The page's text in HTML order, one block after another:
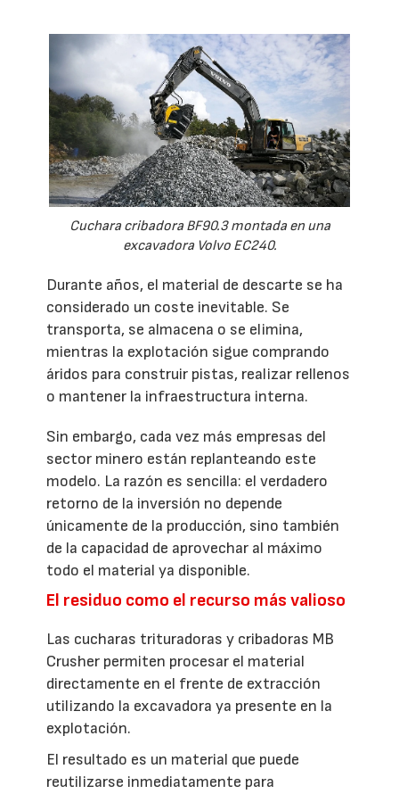
Cuchara cribadora BF90.3 montada en una
excavadora Volvo EC240.
Durante años, el material de descarte se ha
considerado un coste inevitable. Se
transporta, se almacena o se elimina,
mientras la explotación sigue comprando
áridos para construir pistas, realizar rellenos
o mantener la infraestructura interna.
Sin embargo, cada vez más empresas del
sector minero están replanteando este
modelo. La razón es sencilla: el verdadero
retorno de la inversión no depende
únicamente de la producción, sino también
de la capacidad de aprovechar al máximo
todo el material ya disponible.
El residuo como el recurso más valioso
Las cucharas trituradoras y cribadoras MB
Crusher permiten procesar el material
directamente en el frente de extracción
utilizando la excavadora ya presente en la
explotación.
El resultado es un material que puede
reutilizarse inmediatamente para